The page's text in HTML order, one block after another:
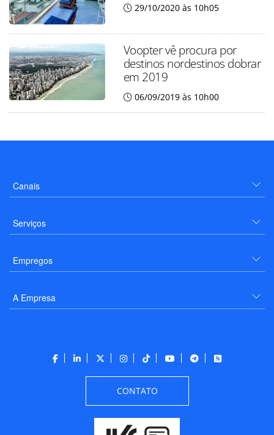
29/10/2020 às 10h05
Voopter vê procura por
destinos nordestinos dobrar
em 2019
06/09/2019 às 10h00
Canais
Serviços
Empregos
A Empresa
CONTATO